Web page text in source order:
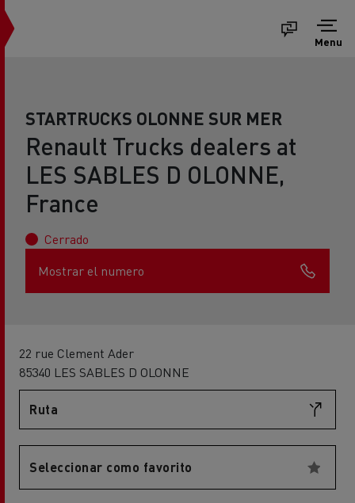
Menu
STARTRUCKS OLONNE SUR MER
Renault Trucks dealers at
LES SABLES D OLONNE,
France
Cerrado
Mostrar el numero
22 rue Clement Ader
85340 LES SABLES D OLONNE
Ruta
Seleccionar como favorito